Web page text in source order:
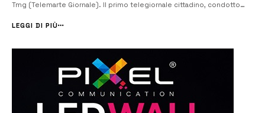
Tmg (Telemarte Giornale). Il primo telegiornale cittadino, condotto
formata dai giornalisti Carlo Busacca, Massimo Casertano, Salvo Fruc...
LEGGI DI PIÙ